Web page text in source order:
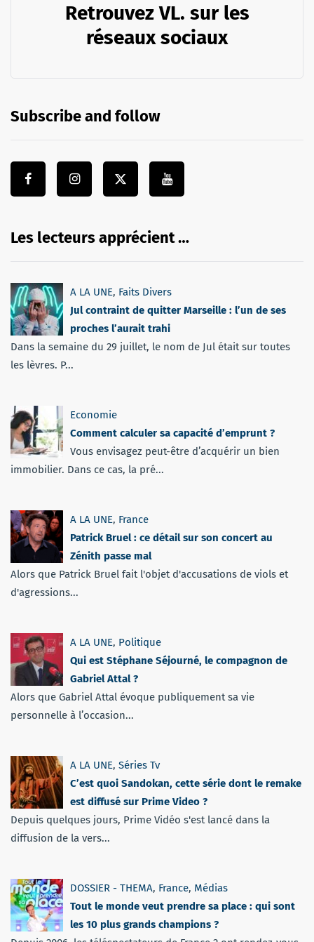
Retrouvez VL. sur les
réseaux sociaux
Subscribe and follow
Les lecteurs apprécient …
A LA UNE, Faits Divers
Jul contraint de quitter Marseille : l’un de ses
proches l’aurait trahi
Dans la semaine du 29 juillet, le nom de Jul était sur toutes
les lèvres. P...
Economie
Comment calculer sa capacité d’emprunt ?
Vous envisagez peut-être d’acquérir un bien
immobilier. Dans ce cas, la pré...
A LA UNE, France
Patrick Bruel : ce détail sur son concert au
Zénith passe mal
Alors que Patrick Bruel fait l'objet d'accusations de viols et
d'agressions...
A LA UNE, Politique
Qui est Stéphane Séjourné, le compagnon de
Gabriel Attal ?
Alors que Gabriel Attal évoque publiquement sa vie
personnelle à l’occasion...
A LA UNE, Séries Tv
C’est quoi Sandokan, cette série dont le remake
est diffusé sur Prime Video ?
Depuis quelques jours, Prime Vidéo s'est lancé dans la
diffusion de la vers...
DOSSIER - THEMA, France, Médias
Tout le monde veut prendre sa place : qui sont
les 10 plus grands champions ?